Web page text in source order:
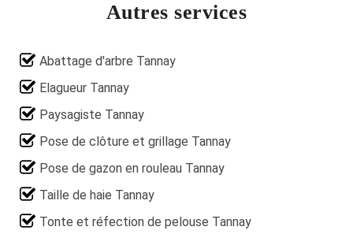
Autres services
Abattage d'arbre Tannay
Elagueur Tannay
Paysagiste Tannay
Pose de clôture et grillage Tannay
Pose de gazon en rouleau Tannay
Taille de haie Tannay
Tonte et réfection de pelouse Tannay